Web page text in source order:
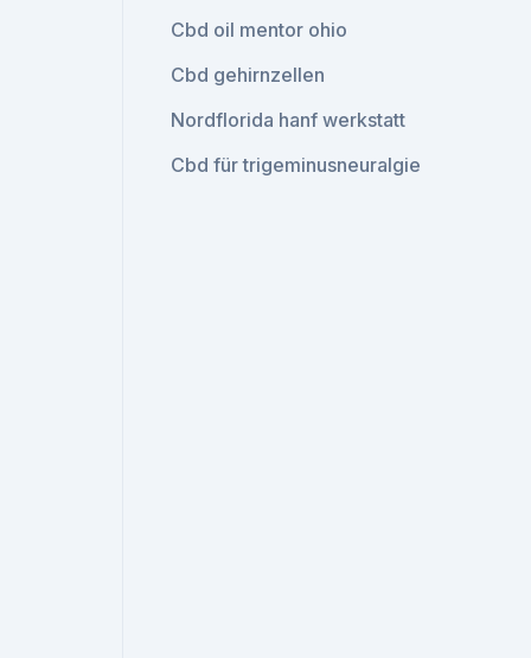
Cbd oil mentor ohio
Cbd gehirnzellen
Nordflorida hanf werkstatt
Cbd für trigeminusneuralgie